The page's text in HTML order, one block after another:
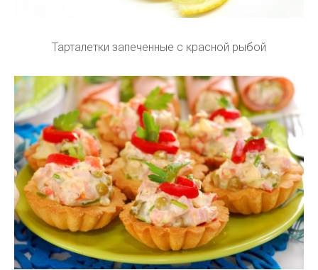
Тарталетки запеченные с красной рыбой